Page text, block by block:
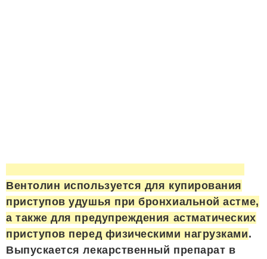
Вентолин используется для купирования
приступов удушья при бронхиальной астме,
а также для предупреждения астматических
приступов перед физическими нагрузками.
Выпускается лекарственный препарат в